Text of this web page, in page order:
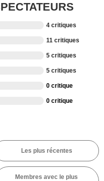
4 critiques
11 critiques
5 critiques
5 critiques
0 critique
0 critique
Les plus récentes
Membres avec le plus